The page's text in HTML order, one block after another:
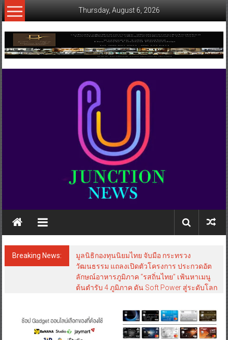
Skip
to
Thursday, August 6, 2026
www.ujunctionnews.com
เว็บ
ข่าว
Breaking News:
มูลนิธิกองทุนนิยมไทย จับมือ กระทรวง
วัฒนธรรม แถลงเปิดตัวโครงการ ประกวดอัต
ลักษณ์อาหารภูมิภาค “รสถิ่นไทย” เฟ้นหาเมนู
ต้นตำรับ 4 ภูมิภาค ดัน Soft Power สู่ระดับโลก